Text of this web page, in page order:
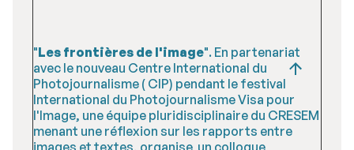
"Les frontières de l'image". En partenariat
avec le nouveau Centre International du
Photojournalisme ( CIP) pendant le festival
International du Photojournalisme Visa pour
l'Image, une équipe pluridisciplinaire du CRESEM
menant une réflexion sur les rapports entre